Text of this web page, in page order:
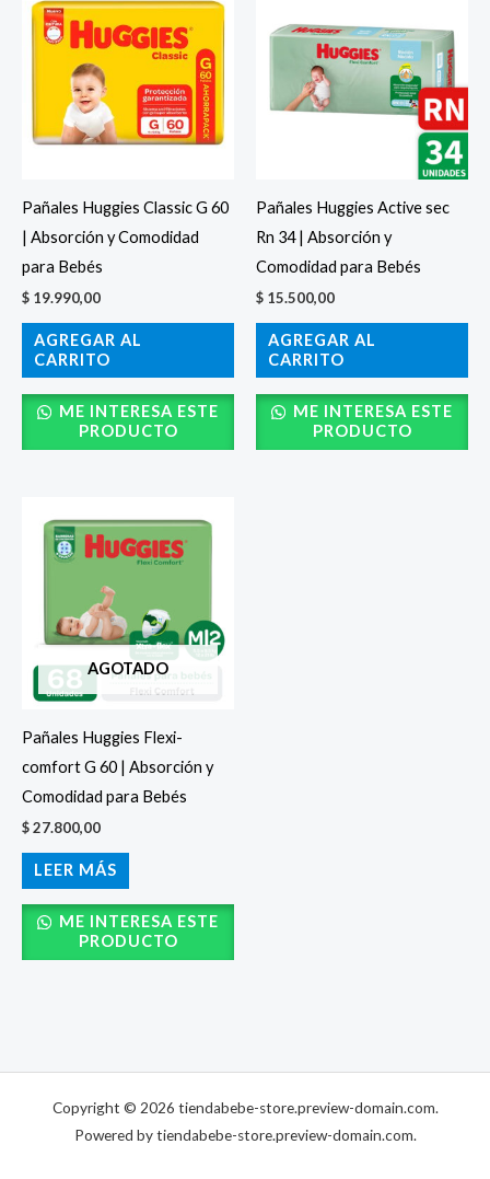
Pañales Huggies Classic G 60
| Absorción y Comodidad
para Bebés
$ 19.990,00
AGREGAR AL
CARRITO
ME INTERESA ESTE
PRODUCTO
Pañales Huggies Active sec
Rn 34 | Absorción y
Comodidad para Bebés
$ 15.500,00
AGREGAR AL
CARRITO
ME INTERESA ESTE
PRODUCTO
AGOTADO
Pañales Huggies Flexi-
comfort G 60 | Absorción y
Comodidad para Bebés
$27.800,00
LEER MÁS
ME INTERESA ESTE
PRODUCTO
Copyright © 2026 tiendabebe-store.preview-domain.com.
Powered by tiendabebe-store.preview-domain.com.